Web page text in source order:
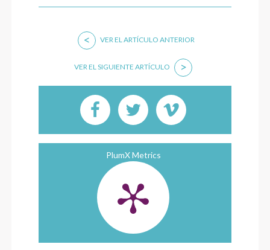
< VER EL ARTÍCULO ANTERIOR
VER EL SIGUIENTE ARTÍCULO >
PlumX Metrics